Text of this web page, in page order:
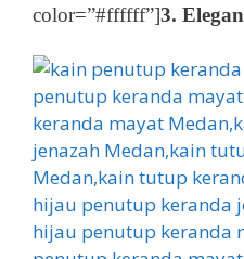
color=”#ffffff”]3. Elegan